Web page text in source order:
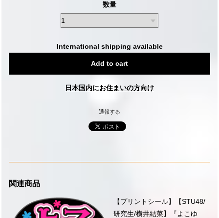
数量
International shipping available
Add to cart
日本国内にお住まいの方向け
通報する
関連商品
【プリントシール】【STU48/
研究生/横井結菜】『よこゆ